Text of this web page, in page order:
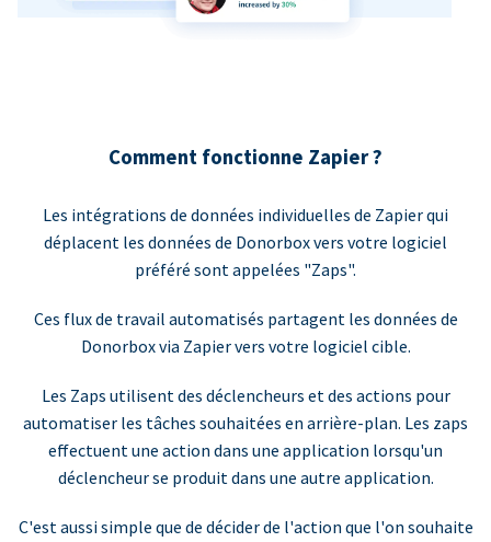
Comment fonctionne Zapier ?
Les intégrations de données individuelles de Zapier qui
déplacent les données de Donorbox vers votre logiciel
préféré sont appelées "Zaps".
Ces flux de travail automatisés partagent les données de
Donorbox via Zapier vers votre logiciel cible.
Les Zaps utilisent des déclencheurs et des actions pour
automatiser les tâches souhaitées en arrière-plan. Les zaps
effectuent une action dans une application lorsqu'un
déclencheur se produit dans une autre application.
C'est aussi simple que de décider de l'action que l'on souhaite